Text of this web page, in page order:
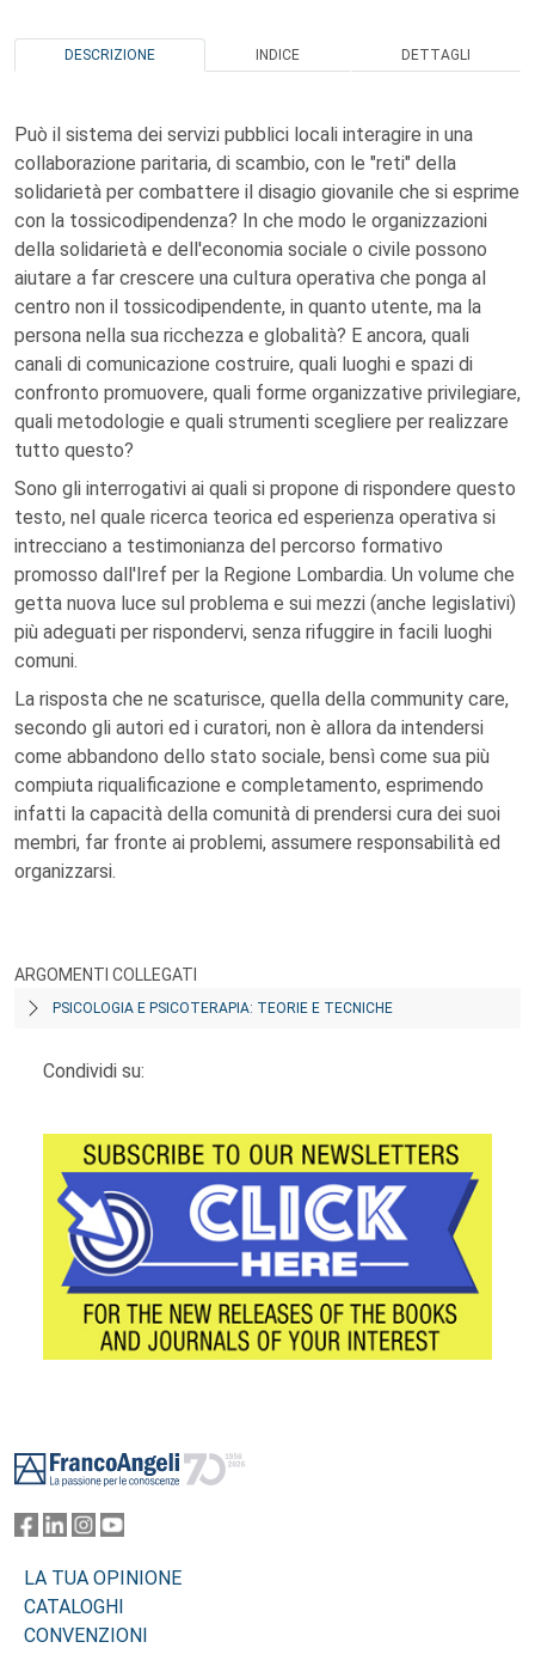
DESCRIZIONE INDICE DETTAGLI
Può il sistema dei servizi pubblici locali interagire in una
collaborazione paritaria, di scambio, con le "reti" della
solidarietà per combattere il disagio giovanile che si esprime
con la tossicodipendenza? In che modo le organizzazioni
della solidarietà e dell'economia sociale o civile possono
aiutare a far crescere una cultura operativa che ponga al
centro non il tossicodipendente, in quanto utente, ma la
persona nella sua ricchezza e globalità? E ancora, quali
canali di comunicazione costruire, quali luoghi e spazi di
confronto promuovere, quali forme organizzative privilegiare,
quali metodologie e quali strumenti scegliere per realizzare
tutto questo?
Sono gli interrogativi ai quali si propone di rispondere questo
testo, nel quale ricerca teorica ed esperienza operativa si
intrecciano a testimonianza del percorso formativo
promosso dall'Iref per la Regione Lombardia. Un volume che
getta nuova luce sul problema e sui mezzi (anche legislativi)
più adeguati per rispondervi, senza rifuggire in facili luoghi
comuni.
La risposta che ne scaturisce, quella della community care,
secondo gli autori ed i curatori, non è allora da intendersi
come abbandono dello stato sociale, bensì come sua più
compiuta riqualificazione e completamento, esprimendo
infatti la capacità della comunità di prendersi cura dei suoi
membri, far fronte ai problemi, assumere responsabilità ed
organizzarsi.
ARGOMENTI COLLEGATI
PSICOLOGIA E PSICOTERAPIA: TEORIE E TECNICHE
Condividi su:
LA TUA OPINIONE
CATALOGHI
CONVENZIONI